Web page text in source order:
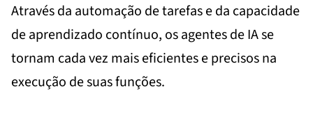
Através da automação de tarefas e da capacidade
de aprendizado contínuo, os agentes de IA se
tornam cada vez mais eficientes e precisos na
execução de suas funções.